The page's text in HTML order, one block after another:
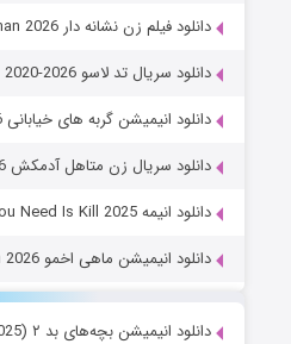
دانلود فیلم زن نشانه دار The Marked Woman 2026
دانلود سریال تد لاسو Ted Lasso 2020-2026
دانلود انیمیشن گربه های خیابانی Alley Cats 2026
دانلود سریال زن متاهل آدمکش A Bona Fide Killer 2026
دانلود انیمه All You Need Is Kill 2025
دانلود انیمیشن ماهی اخمو The Pout-Pout Fish 2026
دانلود انیمیشن بچه‌های بد ۲ The Bad Guys 2 (2025)